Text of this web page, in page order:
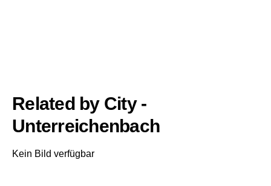
Related by City -
Unterreichenbach
Kein Bild verfügbar